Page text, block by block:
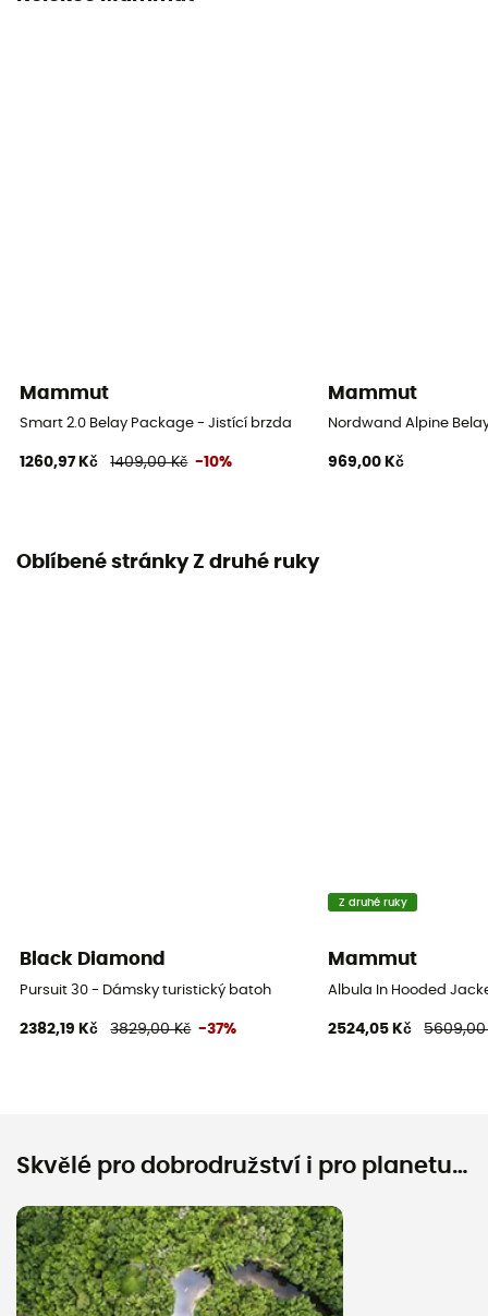
Mammut
Smart 2.0 Belay Package - Jistící brzda
1260,97 Kč 1409,00 Kč -10%
Mammut
Nordwand Alpine
969,00 Kč
Oblíbené stránky Z druhé ruky
Black Diamond
Pursuit 30 - Dámsky turistický batoh
2382,19 Kč 3829,00 Kč -37%
Z druhé ruky
Mammut
Albula In Hooded
2524,05 Kč 5609,00
Skvělé pro dobrodružství i pro planetu…